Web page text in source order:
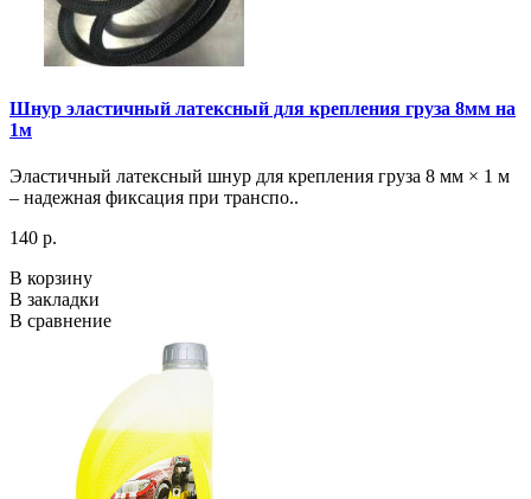
Шнур эластичный латексный для крепления груза 8мм на
1м
Эластичный латексный шнур для крепления груза 8 мм × 1 м
– надежная фиксация при транспо..
140 р.
В корзину
В закладки
В сравнение